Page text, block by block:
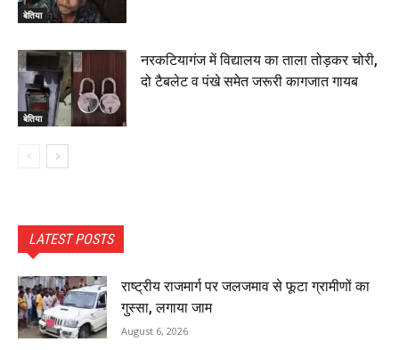
बेतिया
बेतिया
नरकटियागंज में विद्यालय का ताला तोड़कर चोरी,
दो टैबलेट व पंखे समेत जरूरी कागजात गायब
LATEST POSTS
राष्ट्रीय राजमार्ग पर जलजमाव से फूटा ग्रामीणों का
गुस्सा, लगाया जाम
August 6, 2026